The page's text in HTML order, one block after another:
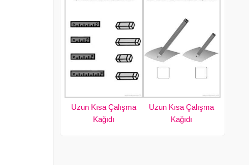
Uzun Kısa Çalışma
Kağıdı
Uzun Kısa Çalışma
Kağıdı